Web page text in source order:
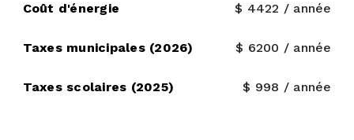
Coût d'énergie $ 4422 / année
Taxes municipales (2026) $ 6200 / année
Taxes scolaires (2025) $ 998 / année